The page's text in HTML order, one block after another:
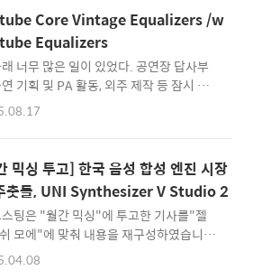
의 음악은 기술적인 측면이 많이 강조가
지극히 감성적인 매체임을 잊고 있었다.
들여가며 빈티지 하드웨어에 투자하고,
하드웨..
야기를 조금 해보려 한다. 필자는 처음엔
엔지니어를 지향했다. 음악 제작을 한다
수 없는 작업이기도 하면서 첫 소스에
든 게 결정된다는 중대함. 단순해 보이지
스킬을 요구하는 게 꽤 재미있어 보였
래서 보컬 레코딩 및 에디팅, 영화 ADR 더
및 마스터링 등의 작업을 하고 있지만
코딩도 하고 싶다는 ..
Core Vintage Equalizers /w
Equalizers
너무 많은 일이 있었다. 공연장 답사부
기획 및 PA 활동, 외주 제작 등 잠시 글
내려놓고 본업에 집중하는 시기를 약 4
인용 결정이 되어 한정판이 되었고, 레코
를 바꿨고, 촬영 장비를 하나 더 들였다.
사이에 리뷰를 위해 여러가지 들을 준비
시간이 없어서 미뤄둔 것들이 한가득이
래서 오랜만에 근황 정리 겸 리뷰를 가볍
써보기로 했다. 마침 필자가 최근 잘 사
믹싱 투고] 한국 음성 합성 엔진 시장
춧돌, UNI Synthesizer V Studio 2
팅은 "월간 믹싱"에 투고한 기사를"젤
모에"에 맞춰 내용을 재구성하였습니
은 여기서 읽을 수 있습니다. ---------